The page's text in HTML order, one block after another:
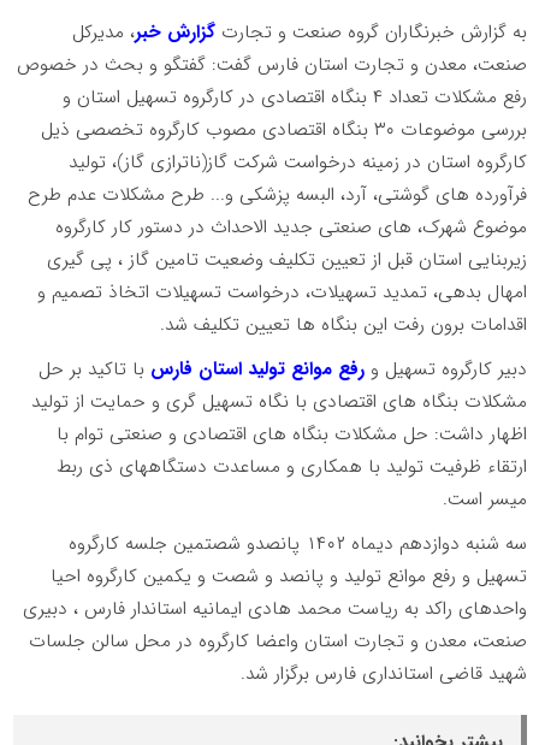
به گزارش خبرنگاران گروه صنعت و تجارت گزارش خبر، مدیرکل
صنعت، معدن و تجارت استان فارس گفت: گفتگو و بحث در خصوص
رفع مشکلات تعداد ‌‌‌‌۴ بنگاه اقتصادی در کارگروه تسهیل استان و
بررسی موضوعات ۳۰ بنگاه اقتصادی مصوب کارگروه تخصصی ذیل
کارگروه استان در زمینه درخواست شرکت گاز(ناترازی گاز)، تولید
فرآورده های گوشتی، آرد، البسه پزشکی و... طرح مشکلات عدم طرح
موضوع شهرک، های صنعتی جدید الاحداث در دستور کار کارگروه
زیربنایی استان قبل از تعیین تکلیف وضعیت تامین گاز ، پی گیری
امهال بدهی، تمدید تسهیلات، درخواست تسهیلات اتخاذ تصمیم و
اقدامات برون رفت این بنگاه ها تعیین تکلیف شد.
دبیر کارگروه تسهیل و رفع موانع تولید استان فارس با تاکید بر حل
مشکلات بنگاه های اقتصادی با نگاه تسهیل گری و حمایت از تولید
اظهار داشت: حل مشکلات بنگاه های اقتصادی و صنعتی توام با
ارتقاء ظرفیت تولید با همکاری و مساعدت دستگاههای ذی ربط
میسر است.
سه شنبه دوازدهم دیماه ۱۴۰۲ پانصدو شصتمین جلسه کارگروه
تسهیل و رفع موانع تولید و پانصد و شصت و یکمین کارگروه احیا
واحدهای راکد به ریاست محمد هادی ایمانیه استاندار فارس ، دبیری
صنعت، معدن و تجارت استان واعضا کارگروه در محل سالن جلسات
شهید قاضی استانداری فارس برگزار شد.